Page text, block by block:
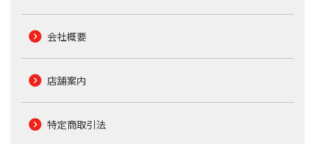
会社概要
店舗案内
特定商取引法